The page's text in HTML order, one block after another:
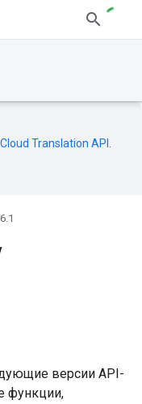
Cloud Translation API
версии API-
функции,